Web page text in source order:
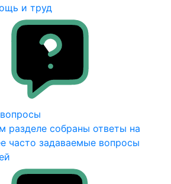
и труд
разделе собраны ответы на
часто задаваемые вопросы